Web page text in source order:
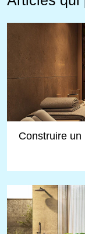
Construire un